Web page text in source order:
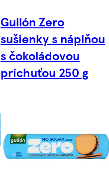
Gullón Zero
sušienky s náplňou
s čokoládovou
príchuťou 250 g